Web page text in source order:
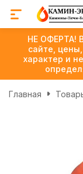
НЕ ОФЕРТА!
сайте,
характер и
Главная